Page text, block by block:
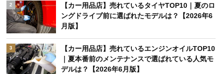
2
【カー用品店】売れているタイヤTOP10｜夏のロ
ングドライブ前に選ばれたモデルは？【2026年6
月版】
3
【カー用品店】売れているエンジンオイルTOP10
｜夏本番前のメンテナンスで選ばれている人気モ
デルは？【2026年6月版】